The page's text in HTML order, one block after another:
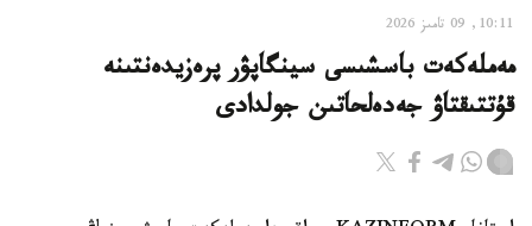
10:11, 09 تامىز 2026
مەملەكەت باسشىسى سينگاپۋر پرەزيدەنتىنە
قۇتتىقتاۋ جەدەلحاتىن جولدادى